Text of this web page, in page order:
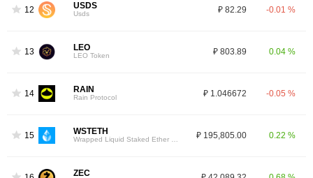
12 USDS
Usds ₽ 82.29 -0.01 %
13 LEO
LEO Token ₽ 803.89 0.04 %
14 RAIN
Rain Protocol ₽ 1.046672 -0.05 %
15 WSTETH ₽ 195,805.00 0.22 %
ZEC